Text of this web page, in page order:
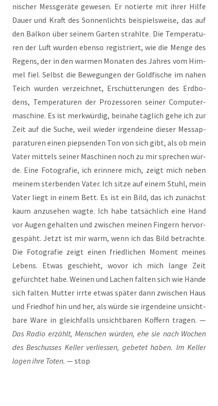
ni­scher Mess­ge­rä­te gewe­sen. Er notier­te mit ihrer Hil­fe
Dau­er und Kraft des Son­nen­lichts bei­spiels­wei­se, das auf
den Bal­kon über sei­nem Gar­ten strahl­te. Die Tem­pe­ra­tu­
ren der Luft wur­den eben­so regis­triert, wie die Men­ge des
Regens, der in den war­men Mona­ten des Jah­res vom Him­
mel fiel. Selbst die Bewe­gun­gen der Gold­fi­sche im nahen
Teich wur­den ver­zeich­net, Erschüt­te­run­gen des Erd­bo­
dens, Tem­pe­ra­tu­ren der Pro­zes­so­ren sei­ner Com­pu­ter­
ma­schi­ne. Es ist merk­wür­dig, bei­na­he täg­lich gehe ich zur
Zeit auf die Suche, weil wie­der irgend­ei­ne die­ser Mess­ap­
pa­ra­tu­ren einen piep­sen­den Ton von sich gibt, als ob mein
Vater mit­tels sei­ner Maschi­nen noch zu mir spre­chen wür­
de. Eine Foto­gra­fie, ich erin­ne­re mich, zeigt mich neben
mei­nem ster­ben­den Vater. Ich sit­ze auf einem Stuhl, mein
Vater liegt in einem Bett. Es ist ein Bild, das ich zunächst
kaum anzu­se­hen wag­te. Ich habe tat­säch­lich eine Hand
vor Augen gehal­ten und zwi­schen mei­nen Fin­gern her­vor­
ge­späht. Jetzt ist mir warm, wenn ich das Bild betrach­te.
Die Foto­gra­fie zeigt einen fried­li­chen Moment mei­nes
Lebens. Etwas geschieht, wovor ich mich lan­ge Zeit
gefürch­tet habe. Wei­nen und Lachen fal­ten sich wie Hän­de
sich fal­ten. Mut­ter irr­te etwas spä­ter dann zwi­schen Haus
und Fried­hof hin und her, als wür­de sie irgend­ei­ne unsicht­
ba­re Ware in gleich­falls unsicht­ba­ren Kof­fern tra­gen. —
Das Radio erzählt, Men­schen wür­den, ehe sie nach Wochen
des Beschus­ses Kel­ler ver­lies­sen, gebe­tet haben. Im Kel­ler
lagen ihre Toten. — stop